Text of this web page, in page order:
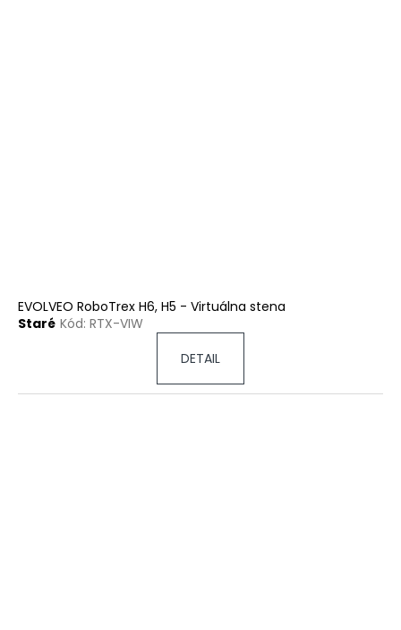
EVOLVEO RoboTrex H6, H5 - Virtuálna stena
Staré Kód: RTX-VIW
DETAIL